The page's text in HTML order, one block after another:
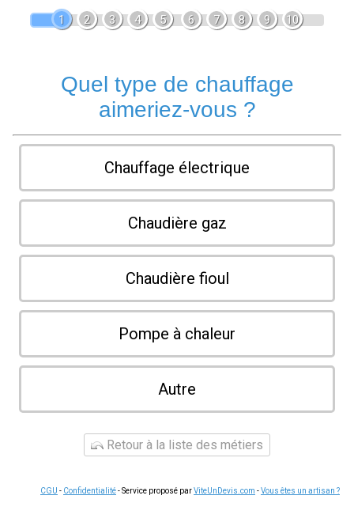
1 2 3 4 5 6 7 8 9 10
Quel type de chauffage
aimeriez-vous ?
Chauffage électrique
Chaudière gaz
Chaudière fioul
Pompe à chaleur
Autre
Retour à la liste des métiers
CGU - Confidentialité- Service proposé parViteUnDevis.com -Vous êtes un artisan ?